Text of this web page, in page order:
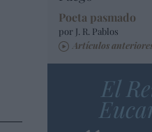
Poeta pasmado
por J. R. Pablos
Artículos
El